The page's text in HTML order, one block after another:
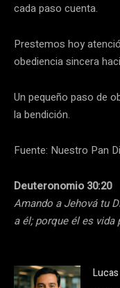
cada paso cuenta.
Prestemos hoy
obediencia sincera
Un pequeño paso de
la bendición.
Fuente: Nuestro Pan
Deuteronomio 30:20
Amando a Jehová tu
a él; porque él es